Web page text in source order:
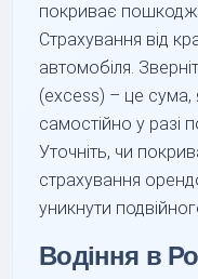
покриває
Страхування від
автомобіля.
(excess) – це сума,
самостійно у разі
Уточніть, чи
страхування
уникнути
Водіння в